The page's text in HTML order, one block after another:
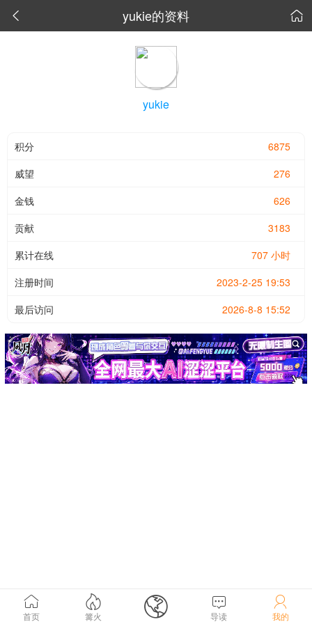
 yukie的资料 
yukie
6875
积分
276
威望
626
金钱
3183
贡献
707 小时
累计在线
2023-2-25 19:53
注册时间
2026-8-8 15:52
最后访问

首页

篝火  
导读

我的